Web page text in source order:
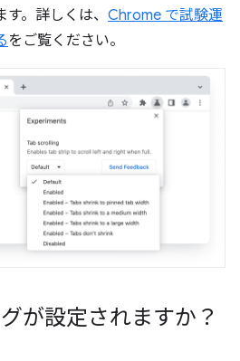
。詳しくは、 Chrome で試験運
をご覧ください。
が設定されますか？